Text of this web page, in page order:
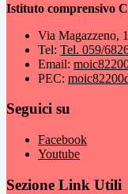
Istituto comprensivo
Via Magazzeno,
Tel: Tel. 059/
Email:
PEC:
Seguici su
Facebook
Youtube
Sezione Link Utili